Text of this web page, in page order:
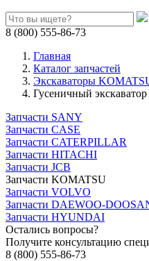
8 (800) 555-86-73
Главная
Каталог запчастей
Экскаваторы
Гусеничный
Запчасти SANY
Запчасти CASE
Запчасти CATERPILLAR
Запчасти HITACHI
Запчасти JCB
Запчасти KOMATSU
Запчасти VOLVO
Запчасти DAEWOO-
Запчасти HYUNDAI
Остались вопросы?
Получите консультацию
8 (800) 555-86-73